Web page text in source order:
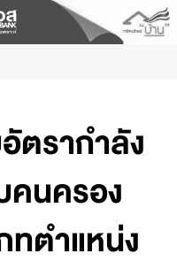
ตรากำลัง
คนครอง
ทตำแหน่ง